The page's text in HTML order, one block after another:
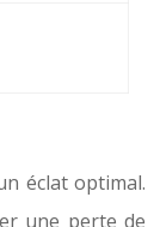
éclat optimal.
une perte de